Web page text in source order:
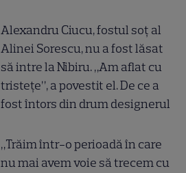
Alexandru Ciucu, fostul soț al
Alinei Sorescu, nu a fost lăsat
să intre la Nibiru. „Am aflat cu
tristețe”, a povestit el. De ce a
fost întors din drum designerul
„Trăim într-o perioadă în care
nu mai avem voie să trecem cu